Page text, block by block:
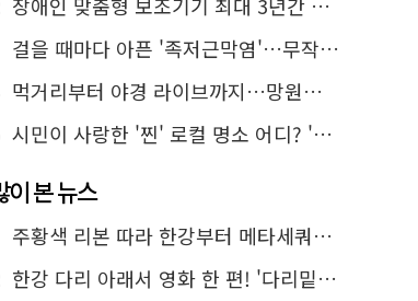
걸을 때마다 아픈 '족저근막염'…무작정 참지 말고 '이것' 해보세요!
먹거리부터 야경 라이브까지…망원한강공원 알짜 코스
시민이 사랑한 '찐' 로컬 명소 어디? '서울에디션25' 추천 코스
이 본 뉴스
주황색 리본 따라 한강부터 메타세쿼이아 숲길까지…서울둘레길 15코스
한강 다리 아래서 영화 한 편! '다리밑 영화관' 무료 상영